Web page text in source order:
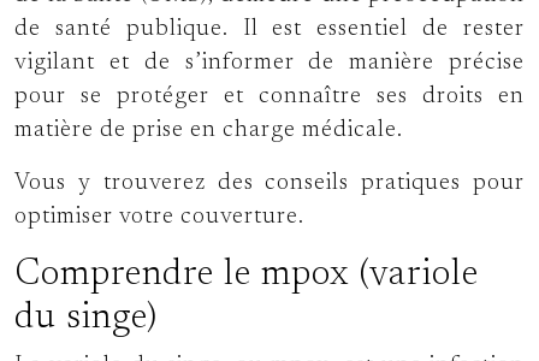
de santé publique. Il est essentiel de rester
vigilant et de s’informer de manière précise
pour se protéger et connaître ses droits en
matière de prise en charge médicale.
Vous y trouverez des conseils pratiques pour
optimiser votre couverture.
Comprendre le mpox (variole
du singe)